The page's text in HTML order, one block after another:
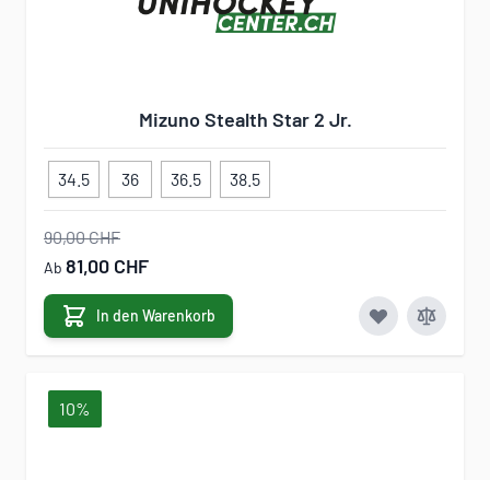
Mizuno Stealth Star 2 Jr.
34.5 36 36.5 38.5
90,00 CHF
Ab 81,00 CHF
In den Warenkorb
10%